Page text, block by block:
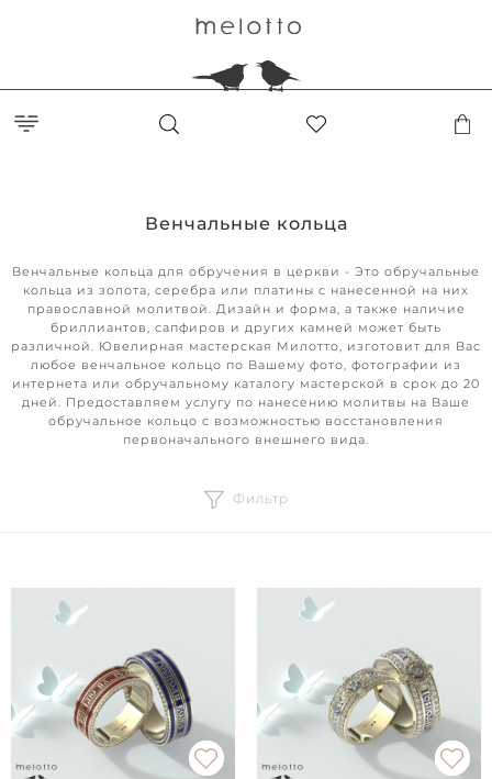
Венчальные кольца
Венчальные кольца для обручения в церкви - Это обручальные
кольца из золота, серебра или платины с нанесенной на них
православной молитвой. Дизайн и форма, а также наличие
бриллиантов, сапфиров и других камней может быть
различной. Ювелирная мастерская Милотто, изготовит для Вас
любое венчальное кольцо по Вашему фото, фотографии из
интернета или обручальному каталогу мастерской в срок до 20
дней. Предоставляем услугу по нанесению молитвы на Ваше
обручальное кольцо с возможностью восстановления
первоначального внешнего вида.
Фильтр